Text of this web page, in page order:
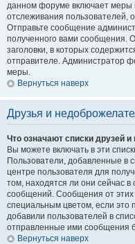
данном форуме включает меры
отслеживания
Отправьте сообщение
полученного вами сообщения.
заголовки, в которых
отправителе. Администратор
меры.
Вернуться наверх
Друзья и
Что означают списки друзей
Вы можете включать в эти
Пользователи, добавленные в
центре пользователя для
том, находятся ли они сейчас
сообщений. Сообщения от этих
специальным цветом, если это
добавили пользователей в
отправленные ими сообщения
Вернуться наверх